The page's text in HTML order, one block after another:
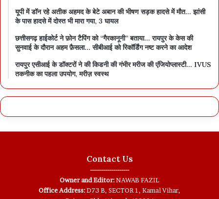
यूपी में डॉन रहे अतीक अहमद के बेटे अबान की भीषण सड़क हादसे में मौत… झांसी
के पास हादसे में दोस्त भी मारा गया, 3 घायल
छत्तीसगढ़ हाईकोर्ट ने फ़ोन टैपिंग को “गैरकानूनी” बताया… रायपुर के केस की
सुनवाई के दौरान अहम फ़ैसला… सीबीआई को रिकॉर्डिंग नष्ट करने का आदेश
रायपुर एसीआई के डॉक्टरों ने की किडनी की गंभीर मरीज की एंजियोप्लास्टी… IVUS
तकनीक का पहला उपयोग, मरीज़ स्वस्थ
Contact Us
--------------------
Owner and Editor:NAWAB FAZIL
Office Address:D73 B, SECTOR 1, Kamal Vihar,